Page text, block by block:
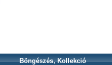
Böngészés, Kollekció